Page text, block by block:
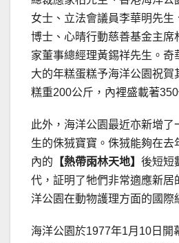
女士、立法會議員李華明先生
博士、心晴行動慈善基金主席
家董事總經理黃錫祥先生。奇
大的年糕蛋糕予海洋公園祝賀
糕重200公斤，內裡盛載著
此外，海洋公園最近亦新增了
生的侏狨寶寶。侏狨能夠在去
內的 【熱帶雨林天地】 後短短
代，証明了牠們非常適應新居
洋公園在動物護理方面的國際
海洋公園於1977年1月10日開